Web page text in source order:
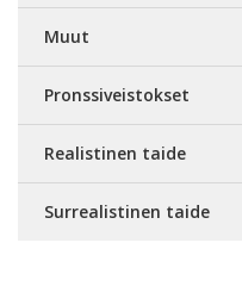
Muut
Pronssiveistokset
Realistinen taide
Surrealistinen taide